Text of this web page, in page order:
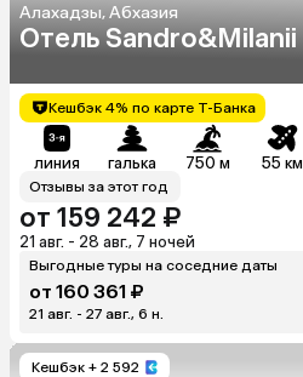
Алахадзы, Абхазия
Отель Sandro&Milanii
Кешбэк 4% по карте Т-Банка
линия галька 750 м 55 км
Отзывы за этот год
от 159 242 ₽
21 авг. - 28 авг., 7 ночей
Выгодные туры на соседние даты
от 160 361 ₽
21 авг. - 27 авг., 6 н.
Кешбэк + 2 592